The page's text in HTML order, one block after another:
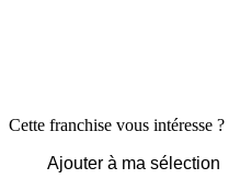
Cette franchise vous intéresse ?
Ajouter à ma sélection